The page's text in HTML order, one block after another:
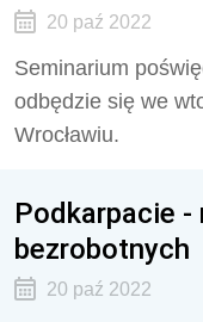
20 paź 2022
Seminarium
odbędzie się we
Wrocławiu.
Podkarpacie -
bezrobotnych
20 paź 2022